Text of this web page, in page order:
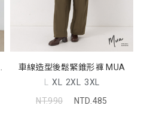
車線造型後鬆緊錐形褲 MUA
L XL 2XL 3XL
NT.990
NTD.485